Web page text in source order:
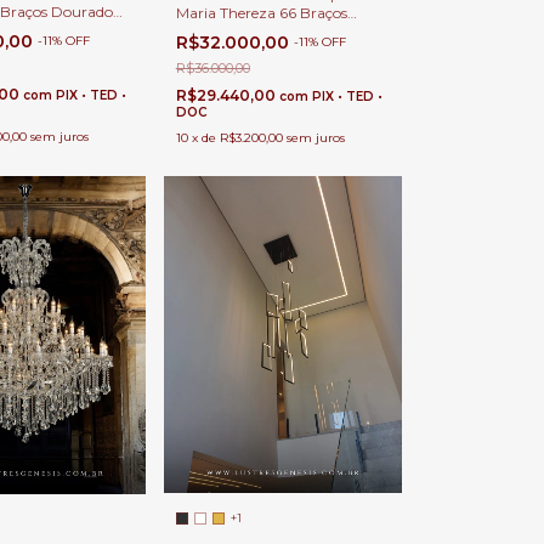
Dourado
e Palácios.
-11% OFF
com PIX • TED •
sem juros
Maria Thereza 66 Braços
Cromado para Casas com Pé
Direito Duplo e Buffet
R$32.000,00 -11% OFF
R$36.000,00
R$29.440,00 com PIX • TED •
DOC
10 x de R$3.200,00 sem juros
+1